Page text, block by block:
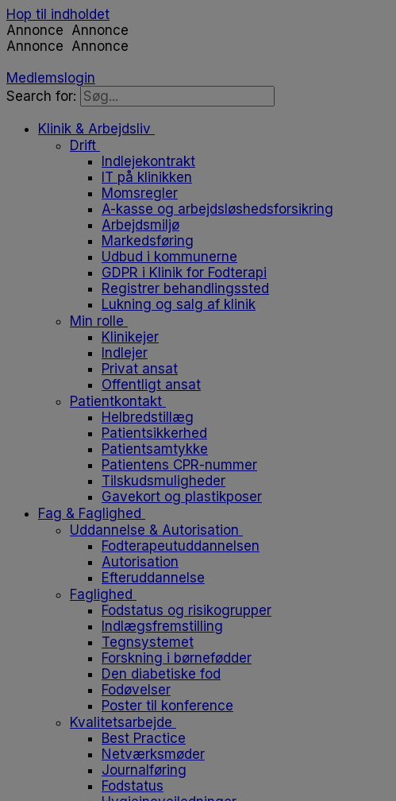
Hop til indholdet
Annonce Annonce
Annonce Annonce
Medlemslogin
Search for:
Klinik & Arbejdsliv
Drift
Indlejekontrakt
IT på klinikken
Momsregler
A-kasse og arbejdsløshedsforsikring
Arbejdsmiljø
Markedsføring
Udbud i kommunerne
GDPR i Klinik for Fodterapi
Registrer behandlingssted
Lukning og salg af klinik
Min rolle
Klinikejer
Indlejer
Privat ansat
Offentligt ansat
Patientkontakt
Helbredstillæg
Patientsikkerhed
Patientsamtykke
Patientens CPR-nummer
Tilskudsmuligheder
Gavekort og plastikposer
Fag & Faglighed
Uddannelse & Autorisation
Fodterapeutuddannelsen
Autorisation
Efteruddannelse
Faglighed
Fodstatus og risikogrupper
Indlægsfremstilling
Tegnsystemet
Forskning i børnefødder
Den diabetiske fod
Fodøvelser
Poster til konference
Kvalitetsarbejde
Best Practice
Netværksmøder
Journalføring
Fodstatus